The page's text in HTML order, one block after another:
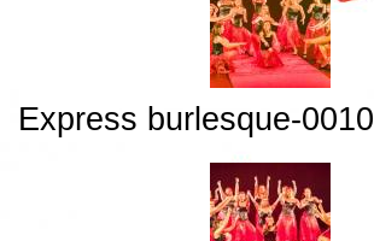
Express burlesque-0010